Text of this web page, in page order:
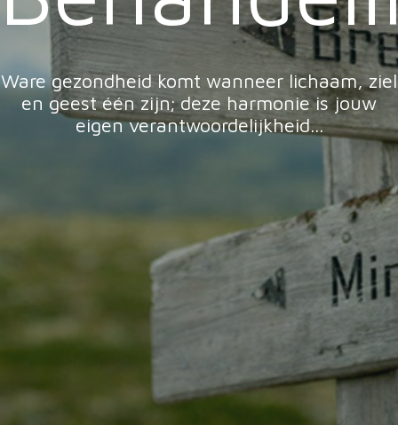
Ware gezondheid komt wanneer lichaam, ziel
en geest één zijn; deze harmonie is jouw
eigen verantwoordelijkheid...